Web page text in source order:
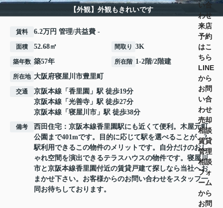
い合
わせ
来店
予約
はこ
ちら
LINE
から
お問
い合
わせ
売却
相談
賃貸
管理
相談
フォ
ーム
から
お問
【外観】外観もきれいです
賃料 6.2万円 管理/共益費 -
面積 52.68㎡ 間取り 3K
築年数 築57年 所在階 1-2階/2階建
所在地 大阪府寝屋川市豊里町
交通 京阪本線 「 香里園 」駅 徒歩19分
京阪本線 「 光善寺 」駅 徒歩27分
京阪本線 「 寝屋川市 」駅 徒歩38分
備考
西田住宅：京阪本線香里園駅にも近くて便利。木屋元町
公園まで401mです。目的に応じて駅を選べることが、2
駅利用できるこの物件のメリットです。自分だけのおし
ゃれ空間を演出できるテラスハウスの物件です。寝屋川
市と京阪本線香里園付近の賃貸戸建て探しなら当社へお
まかせ下さい。お客様からのお問い合わせをスタッフ一
同お待ちしております。